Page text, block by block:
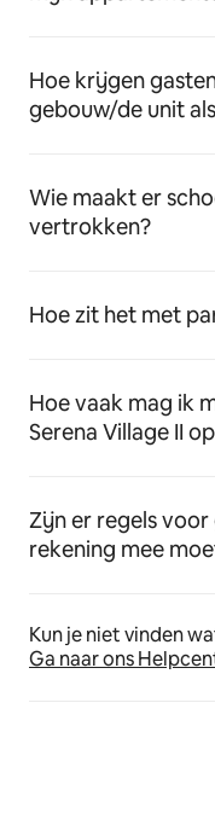
Hoe krijgen
gebouw/de unit
Wie maakt er
vertrokken?
Hoe zit het met
Hoe vaak mag ik
Serena Village II
Zijn er regels
rekening mee
Kun je niet vinden
Ga naar ons